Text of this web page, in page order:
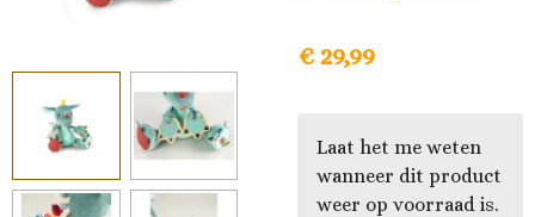
€ 29,99
Laat het me weten
wanneer dit product
weer op voorraad is.